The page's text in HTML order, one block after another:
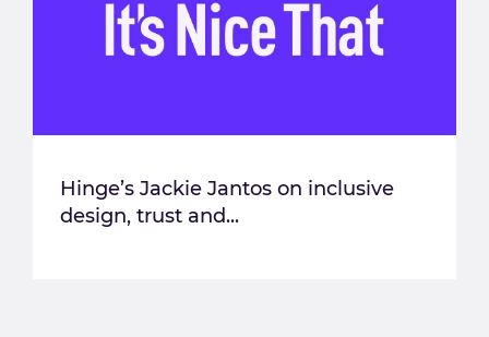
Hinge’s Jackie Jantos on inclusive
design, trust and...